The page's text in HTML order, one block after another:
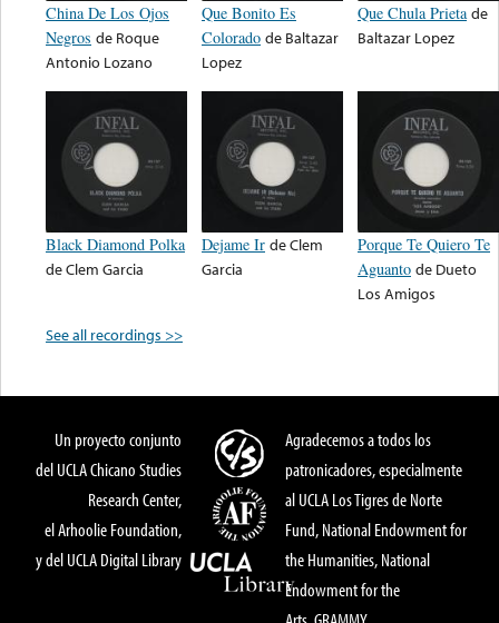
China De Los Ojos
Negros de Roque
Antonio Lozano
Que Bonito Es
Colorado de Baltazar
Lopez
Que Chula Prieta de
Baltazar Lopez
Black Diamond Polka
deClem Garcia
Dejame Ir deClem
Garcia
Porque Te Quiero Te
Aguanto de Dueto
Los Amigos
See all recordings >>
Un proyecto conjunto
del UCLA Chicano Studies
Research Center,
el Arhoolie Foundation,
y del UCLA Digital Library
Agradecemos a todos los
patronicadores, especialmente
al UCLA Los Tigres de Norte
Fund, National Endowment for
the Humanities, National
Endowment for the